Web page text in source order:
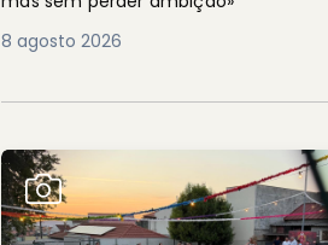
8 agosto 2026